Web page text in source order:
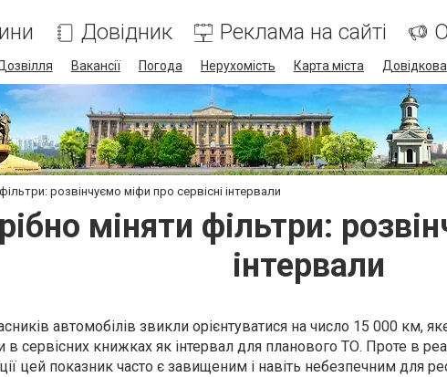
Довідник Реклама на сайті
Вакансії Погода Нерухомість Карта міста Довідкова
розвінчуємо міфи про сервісні інтервали
міняти фільтри:
інтервали
автомобілів звикли орієнтуватися на число 15 000 км,
в сервісних книжках як інтервал для планового ТО. Проте в
цей показник часто є завищеним і навіть небезпечним для